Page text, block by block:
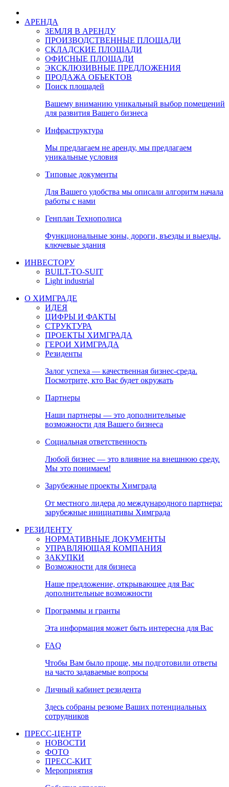
АРЕНДА
ЗЕМЛЯ В АРЕНДУ
ПРОИЗВОДСТВЕННЫЕ ПЛОЩАДИ
СКЛАДСКИЕ ПЛОЩАДИ
ОФИСНЫЕ ПЛОЩАДИ
ЭКСКЛЮЗИВНЫЕ ПРЕДЛОЖЕНИЯ
ПРОДАЖА ОБЪЕКТОВ
Поиск площадей
Вашему вниманию уникальный выбор помещений
для развития Вашего бизнеса
Инфраструктура
Мы предлагаем не аренду, мы предлагаем
уникальные условия
Типовые документы
Для Вашего удобства мы описали алгоритм начала
работы с нами
Генплан Технополиса
Функциональные зоны, дороги, въезды и выезды,
ключевые здания
ИНВЕСТОРУ
BUILT-TO-SUIT
Light industrial
О ХИМГРАДЕ
ИДЕЯ
ЦИФРЫ И ФАКТЫ
СТРУКТУРА
ПРОЕКТЫ ХИМГРАДА
ГЕРОИ ХИМГРАДА
Резиденты
Залог успеха — качественная бизнес-среда.
Посмотрите, кто Вас будет окружать
Партнеры
Наши партнеры — это дополнительные
возможности для Вашего бизнеса
Социальная ответственность
Любой бизнес — это влияние на внешнюю среду.
Мы это понимаем!
Зарубежные проекты Химграда
От местного лидера до международного партнера:
зарубежные инициативы Химграда
РЕЗИДЕНТУ
НОРМАТИВНЫЕ ДОКУМЕНТЫ
УПРАВЛЯЮЩАЯ КОМПАНИЯ
ЗАКУПКИ
Возможности для бизнеса
Наше предложение, открывающее для Вас
дополнительные возможности
Программы и гранты
Эта информация может быть интересна для Вас
FAQ
Чтобы Вам было проще, мы подготовили ответы
на часто задаваемые вопросы
Личный кабинет резидента
Здесь собраны резюме Ваших потенциальных
сотрудников
ПРЕСС-ЦЕНТР
НОВОСТИ
ФОТО
ПРЕСС-КИТ
Мероприятия